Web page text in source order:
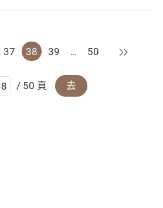
37 38 39 … 50 下一頁
/ 50 頁 去